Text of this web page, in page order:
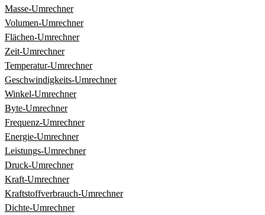
Masse‑Umrechner
Volumen‑Umrechner
Flächen‑Umrechner
Zeit‑Umrechner
Temperatur‑Umrechner
Geschwindigkeits‑Umrechner
Winkel‑Umrechner
Byte‑Umrechner
Frequenz‑Umrechner
Energie‑Umrechner
Leistungs‑Umrechner
Druck‑Umrechner
Kraft‑Umrechner
Kraftstoffverbrauch‑Umrechner
Dichte‑Umrechner